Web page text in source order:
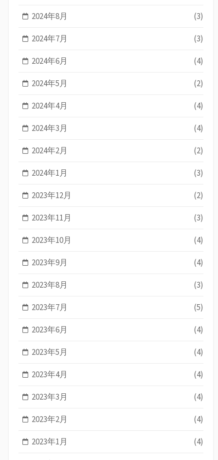
2024年8月 (3)
2024年7月 (3)
2024年6月 (4)
2024年5月 (2)
2024年4月 (4)
2024年3月 (4)
2024年2月 (2)
2024年1月 (3)
2023年12月 (2)
2023年11月 (3)
2023年10月 (4)
2023年9月 (4)
2023年8月 (3)
2023年7月 (5)
2023年6月 (4)
2023年5月 (4)
2023年4月 (4)
2023年3月 (4)
2023年2月 (4)
2023年1月 (4)